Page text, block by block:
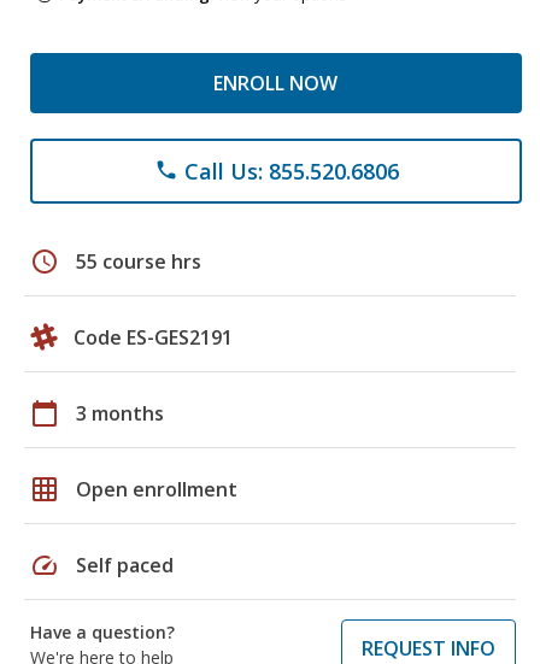
ENROLL NOW
phone Call Us: 855.520.6806
schedule 55 course hrs
Code ES-GES2191
calendar_today 3 months
grid_on Open enrollment
speed Self paced
Have a question?
We're here to help
REQUEST INFO